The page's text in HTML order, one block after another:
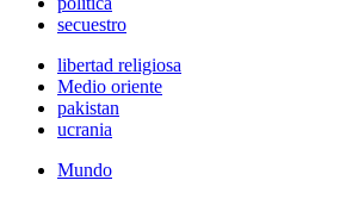
secuestro
libertad religiosa
Medio oriente
pakistan
ucrania
Mundo